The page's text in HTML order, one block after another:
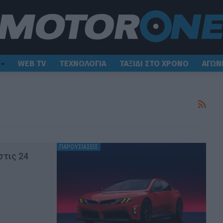
WEB TV ΤΕΧΝΟΛΟΓΙΑ ΤΑΞΙΔΙ ΣΤΟ ΧΡΟΝΟ
ΠΑΡΟΥΣΙΑΣΕΙΣ
24